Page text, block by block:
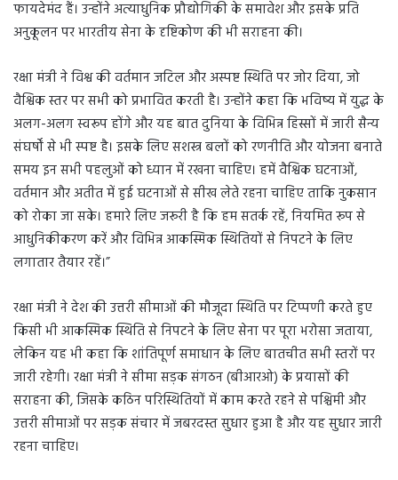
फायदेमंद हैं। उन्होंने अत्याधुनिक प्रौद्योगिकी के समावेश और इसके प्रति
अनुकूलन पर भारतीय सेना के दृष्टिकोण की भी सराहना की।
रक्षा मंत्री ने विश्व की वर्तमान जटिल और अस्पष्ट स्थिति पर जोर दिया, जो
वैश्विक स्तर पर सभी को प्रभावित करती है। उन्होंने कहा कि भविष्य में युद्ध के
अलग-अलग स्वरूप होंगे और यह बात दुनिया के विभिन्न हिस्सों में जारी सैन्य
संघर्षों से भी स्पष्ट है। इसके लिए सशस्त्र बलों को रणनीति और योजना बनाते
समय इन सभी पहलुओं को ध्यान में रखना चाहिए। हमें वैश्विक घटनाओं,
वर्तमान और अतीत में हुई घटनाओं से सीख लेते रहना चाहिए ताकि नुकसान
को रोका जा सके। हमारे लिए जरूरी है कि हम सतर्क रहें, नियमित रूप से
आधुनिकीकरण करें और विभिन्न आकस्मिक स्थितियों से निपटने के लिए
लगातार तैयार रहें।”
रक्षा मंत्री ने देश की उत्तरी सीमाओं की मौजूदा स्थिति पर टिप्पणी करते हुए
किसी भी आकस्मिक स्थिति से निपटने के लिए सेना पर पूरा भरोसा जताया,
लेकिन यह भी कहा कि शांतिपूर्ण समाधान के लिए बातचीत सभी स्तरों पर
जारी रहेगी। रक्षा मंत्री ने सीमा सड़क संगठन (बीआरओ) के प्रयासों की
सराहना की, जिसके कठिन परिस्थितियों में काम करते रहने से पश्चिमी और
उत्तरी सीमाओं पर सड़क संचार में जबरदस्त सुधार हुआ है और यह सुधार जारी
रहना चाहिए।